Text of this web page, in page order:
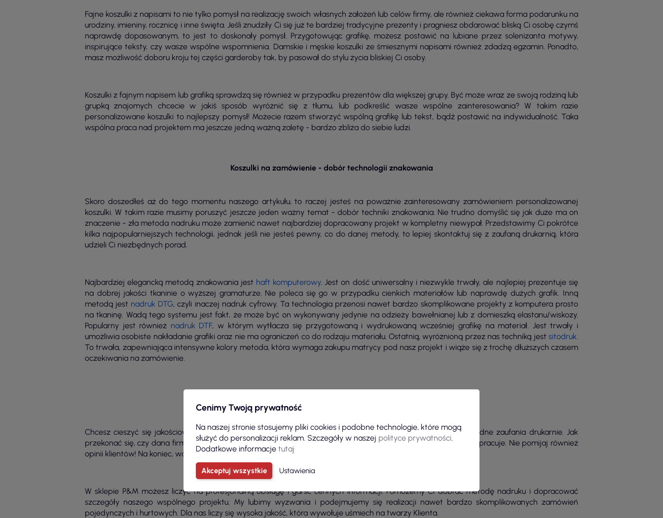
Fajne koszulki z napisami to nie tylko pomysł na realizację swoich własnych założeń lub celów firmy, ale również ciekawa forma podarunku na
urodziny, imieniny, rocznicę i inne święta. Jeśli znudziły Ci się już te bardziej tradycyjne prezenty i pragniesz obdarować bliską Ci osobę czymś
naprawdę dopasowanym, to jest to doskonały pomysł. Przygotowując grafikę, możesz postawić na lubiane przez solenizanta motywy,
inspirujące teksty, czy wasze wspólne wspomnienia. Damskie i męskie koszulki ze śmiesznymi napisami również zdadzą egzamin. Ponadto,
masz możliwość doboru kroju tej części garderoby tak, by pasował do stylu życia bliskiej Ci osoby.
Koszulki z fajnym napisem lub grafiką sprawdzą się również w przypadku prezentów dla większej grupy. Być może wraz ze swoją rodziną lub
grupką znajomych chcecie w jakiś sposób wyróżnić się z tłumu, lub podkreślić wasze wspólne zainteresowania? W takim razie
personalizowane koszulki to najlepszy pomysł! Możecie razem stworzyć wspólną grafikę lub tekst, bądź postawić na indywidualność. Taka
wspólna praca nad projektem ma jeszcze jedną ważną zaletę - bardzo zbliża do siebie ludzi.
Koszulki na zamówienie - dobór technologii znakowania
Skoro doszedłeś aż do tego momentu naszego artykułu, to raczej jesteś na poważnie zainteresowany zamówieniem personalizowanej
koszulki. W takim razie musimy poruszyć jeszcze jeden ważny temat - dobór techniki znakowania. Nie trudno domyślić się jak duże ma on
znaczenie - zła metoda nadruku może zamienić nawet najbardziej dopracowany projekt w kompletny niewypał. Przedstawimy Ci pokrótce
kilka najpopularniejszych technologii, jednak jeśli nie jesteś pewny, co do danej metody, to lepiej skontaktuj się z zaufaną drukarnią, która
udzieli Ci niezbędnych porad.
Najbardziej elegancką metodą znakowania jest haft komputerowy. Jest on dość uniwersalny i niezwykle trwały, ale najlepiej prezentuje się
na dobrej jakości tkaninie o wyższej gramaturze. Nie poleca się go w przypadku cienkich materiałów lub naprawdę dużych grafik. Inną
metodą jest nadruk DTG, czyli inaczej nadruk cyfrowy. Ta technologia przenosi nawet bardzo skomplikowane projekty z komputera prosto
na tkaninę. Wadą tego systemu jest fakt, że może być on wykonywany jedynie na odzieży bawełnianej lub z domieszką elastanu/wiskozy.
Popularny jest również nadruk DTF, w którym wytłacza się przygotowaną i wydrukowaną wcześniej grafikę na materiał. Jest trwały i
umożliwia osobiste nakładanie grafiki oraz nie ma ograniczeń co do rodzaju materiału. Ostatnią, wyróżnioną przez nas techniką jest sitodruk.
To trwała, zapewniająca intensywne kolory metoda, która wymaga zakupu matrycy pod nasz projekt i wiąże się z trochę dłuższych czasem
oczekiwania na zamówienie.
Chcesz cieszyć się jakościową koszulką z własnym nadrukiem przez długi czas? W takim razie stawiaj na godne zaufania drukarnie. Jak
przekonać się, czy dana firma jest tą odpowiednią? Przede wszystkim, zobacz, na jakim sprzęcie i materiałach pracuje. Nie pomijaj również
opinii klientów! Na koniec, warto zwrócić uwagę na doświadczenie danej drukarni.
W sklepie P&M możesz liczyć na profesjonalną obsługę i garść cennych informacji. Pomożemy Ci dobrać metodę nadruku i dopracować
szczegóły naszego wspólnego projektu. My lubimy wyzwania i podejmujemy się realizacji nawet bardzo skomplikowanych zamówień
pojedynczych i hurtowych. Dla nas liczy się wysoka jakość, która wywołuje uśmiech na twarzy Klienta.
Cenimy Twoją prywatność
Na naszej stronie stosujemy pliki cookies i podobne technologie, które mogą
służyć do personalizacji reklam. Szczegóły w naszej polityce prywatności
Dodatkowe informacje tutaj
Akceptuj wszystkie Ustawienia